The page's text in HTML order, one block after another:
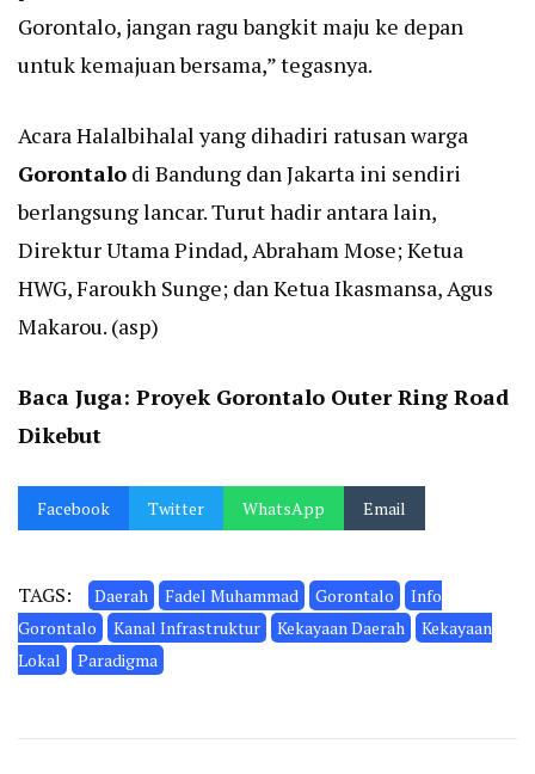
Gorontalo, jangan ragu bangkit maju ke depan
untuk kemajuan bersama,” tegasnya.
Acara Halalbihalal yang dihadiri ratusan warga
Gorontalo di Bandung dan Jakarta ini sendiri
berlangsung lancar. Turut hadir antara lain,
Direktur Utama Pindad, Abraham Mose; Ketua
HWG, Faroukh Sunge; dan Ketua Ikasmansa, Agus
Makarou. (asp)
Baca Juga: Proyek Gorontalo Outer Ring Road
Dikebut
Facebook Twitter WhatsApp Email
TAGS: Daerah Fadel Muhammad Gorontalo
Info
Gorontalo
Kanal Infrastruktur Kekayaan Daerah
Kekayaan
Lokal
Paradigma